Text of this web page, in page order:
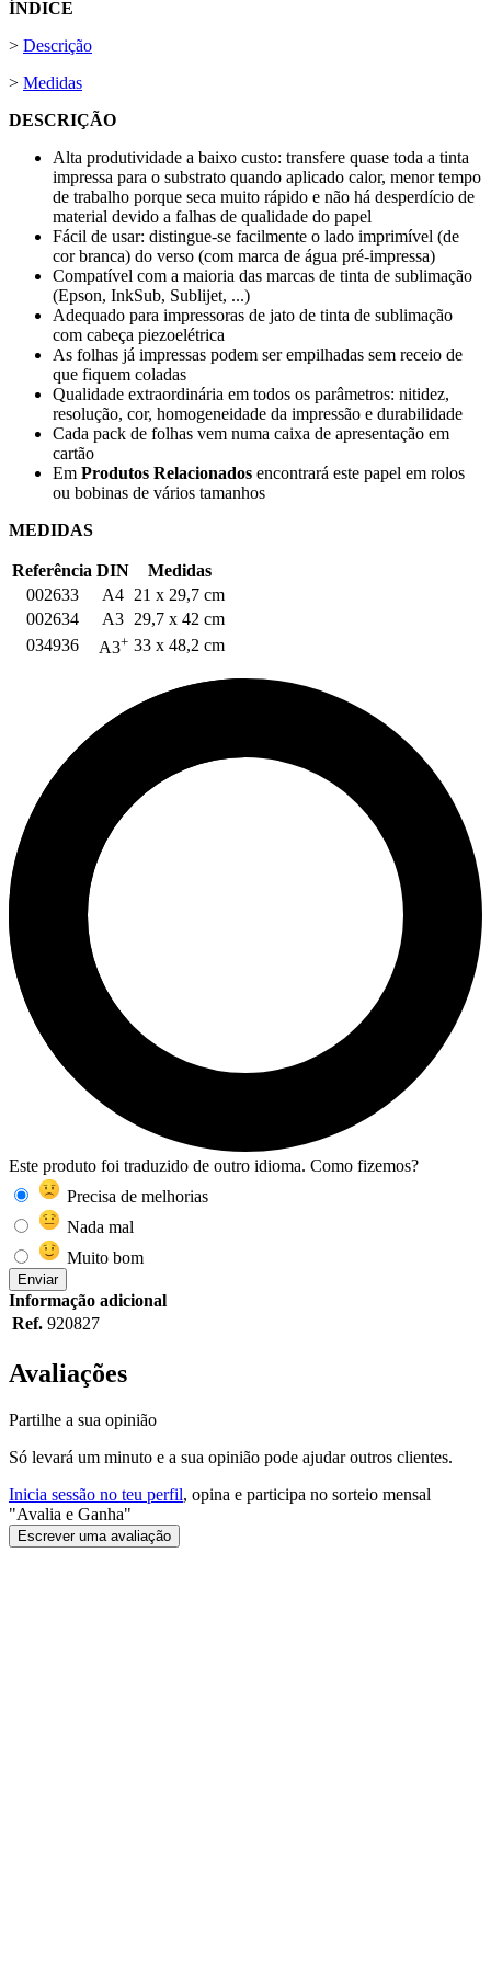
ÍNDICE
> Descrição
> Medidas
DESCRIÇÃO
Alta produtividade a baixo custo: transfere quase toda a tinta
impressa para o substrato quando aplicado calor, menor tempo
de trabalho porque seca muito rápido e não há desperdício de
material devido a falhas de qualidade do papel
Fácil de usar: distingue-se facilmente o lado imprimível (de
cor branca) do verso (com marca de água pré-impressa)
Compatível com a maioria das marcas de tinta de sublimação
(Epson, InkSub, Sublijet, ...)
Adequado para impressoras de jato de tinta de sublimação
com cabeça piezoelétrica
As folhas já impressas podem ser empilhadas sem receio de
que fiquem coladas
Qualidade extraordinária em todos os parâmetros: nitidez,
resolução, cor, homogeneidade da impressão e durabilidade
Cada pack de folhas vem numa caixa de apresentação em
cartão
Em Produtos Relacionados encontrará este papel em rolos
ou bobinas de vários tamanhos
MEDIDAS
Referência DIN
Medidas
002633
A4 21 x 29,7 cm
002634
A3 29,7 x 42 cm
034936
A3+ 33 x 48,2 cm
Este produto foi traduzido de outro idioma. Como fizemos?
Precisa de melhorias
Nada mal
Muito bom
Enviar
Informação adicional
Ref. 920827
Avaliações
Partilhe a sua opinião
Só levará um minuto e a sua opinião pode ajudar outros clientes.
Inicia sessão no teu perfil, opina e participa no sorteio mensal
"Avalia e Ganha"
Escrever uma avaliação